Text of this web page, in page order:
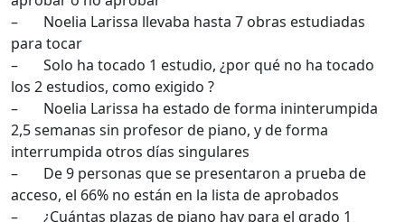
– Noelia Larissa llevaba hasta 7 obras estudiadas
para tocar
– Solo ha tocado 1 estudio, ¿por qué no ha tocado
los 2 estudios, como exigido ?
– Noelia Larissa ha estado de forma ininterumpida
2,5 semanas sin profesor de piano, y de forma
interrumpida otros días singulares
– De 9 personas que se presentaron a prueba de
acceso, el 66% no están en la lista de aprobados
– ¿Cuántas plazas de piano hay para el grado 1